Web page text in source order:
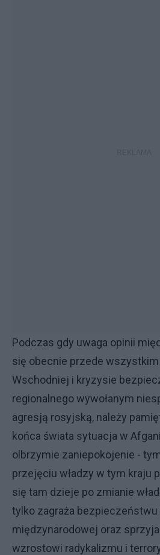
Podczas gdy uwaga opinii
się obecnie przede
Wschodniej i kryzysie
regionalnego wywołanym
agresją rosyjską, należy
końca świata sytuacja w
olbrzymie zaniepokojenie -
przejęciu władzy w tym kraju
się tam dzieje po zmianie
tylko zagraża bezpieczeństwu
międzynarodowej oraz
wzrostowi radykalizmu i